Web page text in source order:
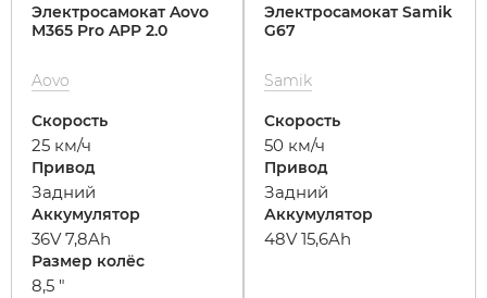
Электросамокат Aovo
M365 Pro APP 2.0
Aovo
Скорость
25 км/ч
Привод
Задний
Аккумулятор
36V 7,8Ah
Размер колёс
8,5 "
Электросамокат Samik
G67
Samik
Скорость
50 км/ч
Привод
Задний
Аккумулятор
48V 15,6Ah